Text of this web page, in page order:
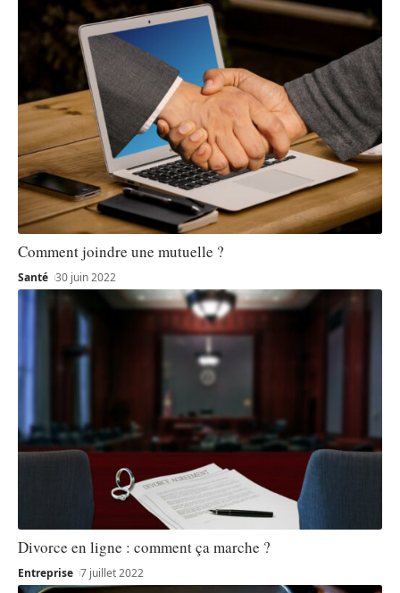
Comment joindre une mutuelle ?
Santé 30 juin 2022
Divorce en ligne : comment ça marche ?
Entreprise 7 juillet 2022